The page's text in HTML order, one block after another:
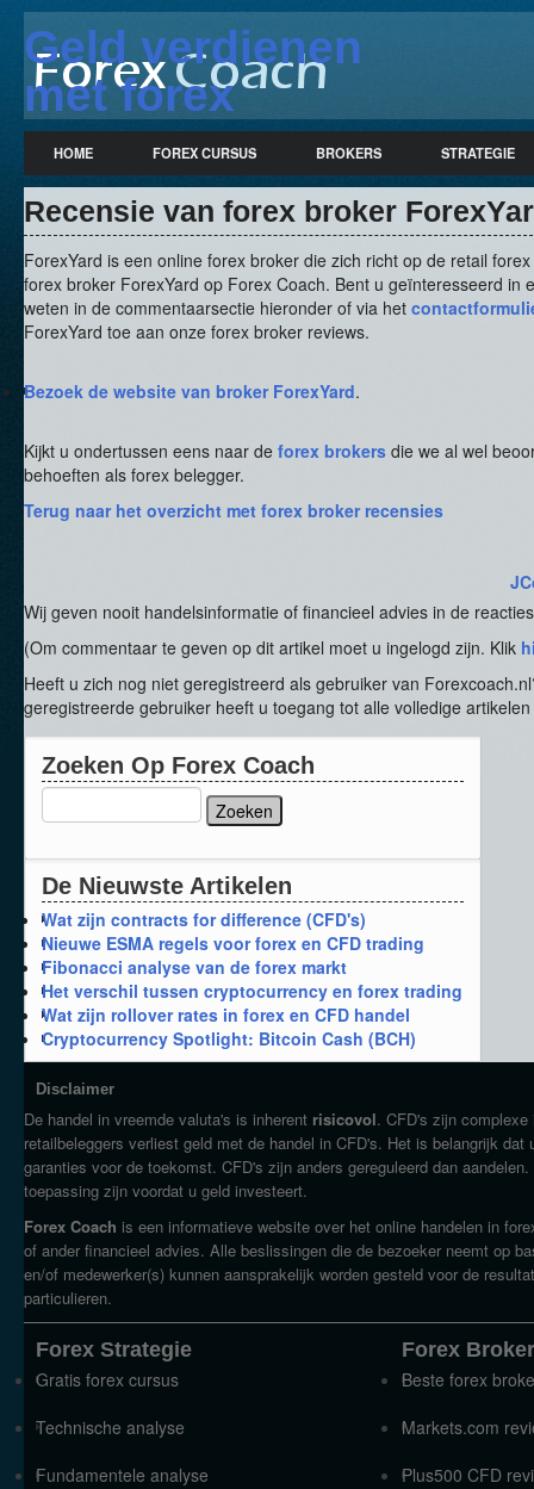
Geld verdienen
met forex
trading (forex
artikelen, forex
broker reviews,
forex strategie)
HOME FOREX CURSUS BROKERS STRATEGIE
Recensie van forex broker
ForexYard is een online forex broker die zich richt op de retail
forex broker ForexYard op Forex Coach. Bent u geïnteresseerd in
weten in de commentaarsectie hieronder of via het
ForexYard toe aan onze forex broker reviews.
Bezoek de website van broker ForexYard.
Kijkt u ondertussen eens naar de forex brokers die we al wel
behoeften als forex belegger.
Terug naar het overzicht met forex broker recensies
Wij geven nooit handelsinformatie of financieel advies in de
(Om commentaar te geven op dit artikel moet u ingelogd zijn. Klik
Heeft u zich nog niet geregistreerd als gebruiker van
geregistreerde gebruiker heeft u toegang tot alle volledige
Zoeken Op Forex Coach
De Nieuwste Artikelen
Wat zijn contracts for difference (CFD's)
Nieuwe ESMA regels voor forex en CFD trading
Fibonacci analyse van de forex markt
Het verschil tussen cryptocurrency en forex trading
Wat zijn rollover rates in forex en CFD handel
Cryptocurrency Spotlight: Bitcoin Cash (BCH)
Disclaimer
De handel in vreemde valuta's is inherent risicovol. CFD's zijn
retailbeleggers verliest geld met de handel in CFD's. Het is belangrijk
garanties voor de toekomst. CFD's zijn anders gereguleerd dan
toepassing zijn voordat u geld investeert.
Forex Coach is een informatieve website over het online handelen in
of ander financieel advies. Alle beslissingen die de bezoeker neemt op
en/of medewerker(s) kunnen aansprakelijk worden gesteld voor de
particulieren.
Forex Strategie
Gratis forex cursus
Technische analyse
Fundamentele analyse
Forex
Beste forex
Markets.com
Plus500 CFD